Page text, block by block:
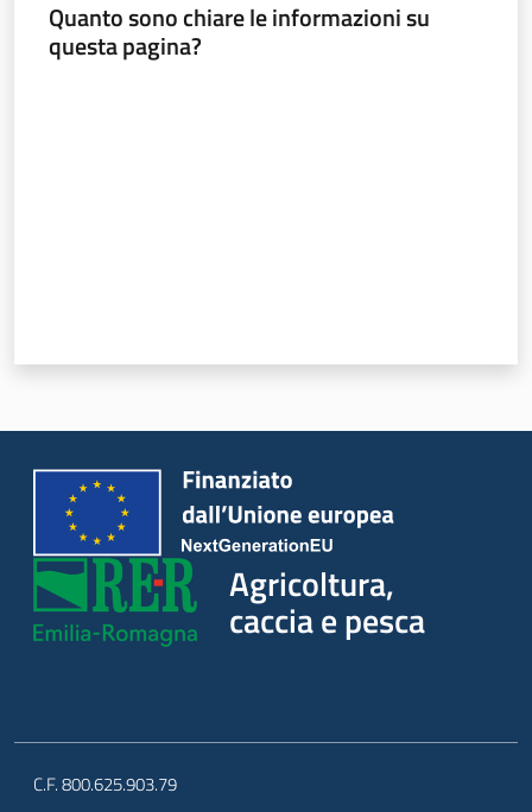
Quanto sono chiare le informazioni su
questa pagina?
Agricoltura,
caccia e pesca
C.F. 800.625.903.79